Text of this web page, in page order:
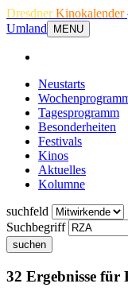
DresdnerKinokalender
Umland
MENU
Neustarts
Tagesprogramm
Besonderheiten
Festivals
Kinos
Aktuelles
Kolumne
suchfeld
Suchbegriff
suchen
32 Ergebnisse